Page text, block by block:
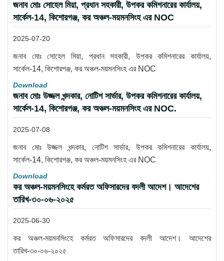
জনাব মোঃ সোহেল মিয়া, প্রধান সহকারী, উপকর কমিশনারের কার্যালয়,
সার্কেল-14, কিশোরগঞ্জ, কর অঞ্চল-ময়মনসিংহ এর NOC
2025-07-20
জনাব মোঃ সোহেল মিয়া, প্রধান সহকারী, উপকর কমিশনারের কার্যালয়,
সার্কেল-14, কিশোরগঞ্জ, কর অঞ্চল-ময়মনসিংহ এর NOC
Download
জনাব মোঃ উজ্জল খন্দকার, নোটিশ সার্ভার, উপকর কমিশনারের কার্যালয়,
সার্কেল-14, কিশোরগঞ্জ, কর অঞ্চল-ময়মনসিংহ এর NOC.
2025-07-08
জনাব মোঃ উজ্জল খন্দকার, নোটিশ সার্ভার, উপকর কমিশনারের কার্যালয়,
সার্কেল-14, কিশোরগঞ্জ, কর অঞ্চল-ময়মনসিংহ এর NOC
Download
কর অঞ্চল-ময়মনসিংহে কর্মরত অফিসারদের বদলী আদেশ। আদেশের
তারিখ-৩০-০৬-২০২৫
2025-06-30
কর অঞ্চল-ময়মনসিংহে কর্মরত অফিসারদের বদলী আদেশ। আদেশের
তারিখ-৩০-০৬-২০২৫